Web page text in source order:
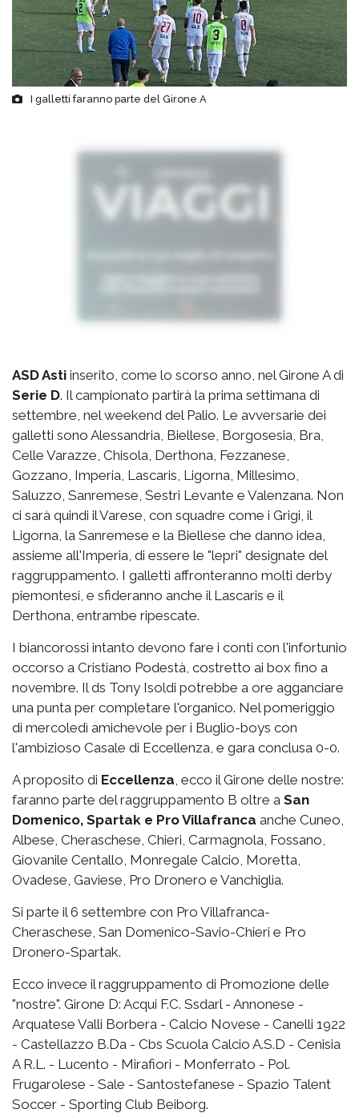
I galletti faranno parte del Girone A
ASD Asti inserito, come lo scorso anno, nel Girone A di
Serie D. Il campionato partirà la prima settimana di
settembre, nel weekend del Palio. Le avversarie dei
galletti sono Alessandria, Biellese, Borgosesia, Bra,
Celle Varazze, Chisola, Derthona, Fezzanese,
Gozzano, Imperia, Lascaris, Ligorna, Millesimo,
Saluzzo, Sanremese, Sestri Levante e Valenzana. Non
ci sarà quindi il Varese, con squadre come i Grigi, il
Ligorna, la Sanremese e la Biellese che danno idea,
assieme all'Imperia, di essere le "lepri" designate del
raggruppamento. I galletti affronteranno molti derby
piemontesi, e sfideranno anche il Lascaris e il
Derthona, entrambe ripescate.
I biancorossi intanto devono fare i conti con l'infortunio
occorso a Cristiano Podestà, costretto ai box fino a
novembre. Il ds Tony Isoldi potrebbe a ore agganciare
una punta per completare l'organico. Nel pomeriggio
di mercoledì amichevole per i Buglio-boys con
l'ambizioso Casale di Eccellenza, e gara conclusa 0-0.
A proposito di Eccellenza , ecco il Girone delle nostre:
faranno parte del raggruppamento B oltre a San
Domenico, Spartak e Pro Villafranca anche Cuneo,
Albese, Cheraschese, Chieri, Carmagnola, Fossano,
Giovanile Centallo, Monregale Calcio, Moretta,
Ovadese, Gaviese, Pro Dronero e Vanchiglia.
Si parte il 6 settembre con Pro Villafranca-
Cheraschese, San Domenico-Savio-Chieri e Pro
Dronero-Spartak.
Ecco invece il raggruppamento di Promozione delle
"nostre". Girone D: Acqui F.C. Ssdarl - Annonese -
Arquatese Valli Borbera - Calcio Novese - Canelli 1922
- Castellazzo B.Da - Cbs Scuola Calcio A.S.D - Cenisia
A R.L. - Lucento - Mirafiori - Monferrato - Pol.
Frugarolese - Sale - Santostefanese - Spazio Talent
Soccer - Sporting Club Beiborg.